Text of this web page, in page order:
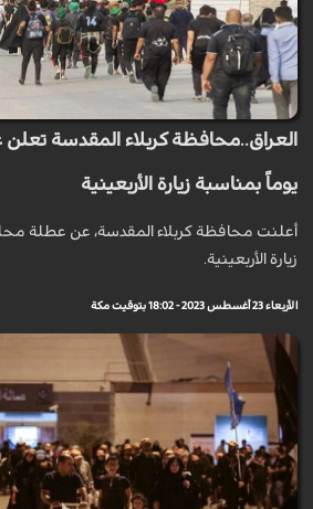
يوماً بمناسبة زيارة الأربعينية
زيارة الأربعينية.
الأربعاء 23 أغسطس 2023 - 18:02 بتوقيت مكة